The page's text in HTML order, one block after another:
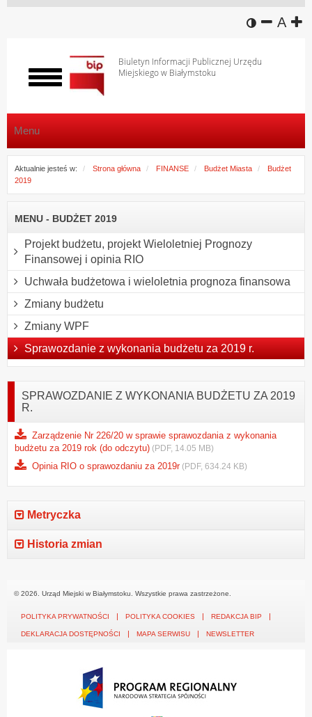
wersja
A
Biuletyn Informacji Publicznej Urzędu
Miejskiego w Białymstoku
Włącz
menu
Menu
Aktualnie jesteś w: Strona główna FINANSE Budżet Miasta
Budżet
2019
MENU - BUDŻET 2019
Projekt budżetu, projekt Wieloletniej Prognozy
Finansowej i opinia RIO
Uchwała budżetowa i wieloletnia prognoza finansowa
Zmiany budżetu
Zmiany WPF
Sprawozdanie z wykonania budżetu za 2019 r.
SPRAWOZDANIE Z WYKONANIA BUDŻETU ZA 2019
R.
Zarządzenie Nr 226/20 w sprawie sprawozdania z wykonania
budżetu za 2019 rok (do odczytu) (PDF, 14.05 MB)
Opinia RIO o sprawozdaniu za 2019r (PDF, 634.24 KB)
Metryczka
Historia zmian
© 2026. Urząd Miejski w Białymstoku. Wszystkie prawa zastrzeżone.
POLITYKA PRYWATNOŚCI POLITYKA COOKIES REDAKCJA BIP
DEKLARACJA DOSTĘPNOŚCI MAPA SERWISU NEWSLETTER